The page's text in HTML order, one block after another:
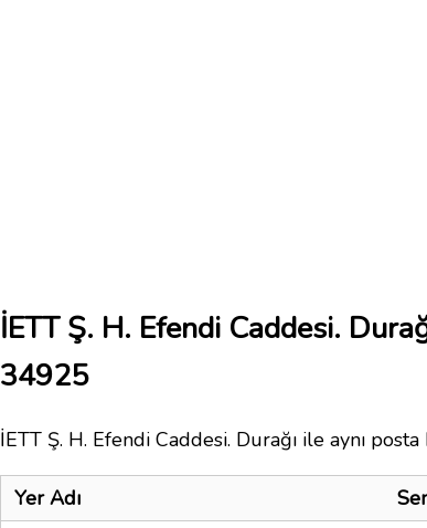
İETT Ş. H. Efendi Caddesi.
34925
İETT Ş. H. Efendi Caddesi. Durağı ile aynı
Yer Adı